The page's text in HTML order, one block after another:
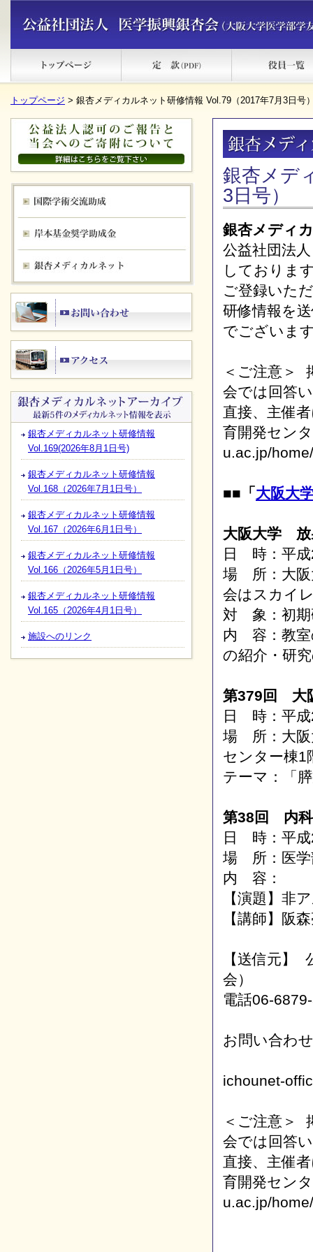
トップページ > 銀杏メディカルネット研修情報 Vol.79（2017年7月3日号
銀杏メディカルネット研修情報
Vol.169(2026年8月1日号)
銀杏メディカルネット研修情報
Vol.168（2026年7月1日号）
銀杏メディカルネット研修情報
Vol.167（2026年6月1日号）
銀杏メディカルネット研修情報
Vol.166（2026年5月1日号）
銀杏メディカルネット研修情報
Vol.165（2026年4月1日号）
施設へのリンク
銀杏メデ
3日号）
銀杏メディ
公益社団法
しておりま
ご登録いた
研修情報を
でございま
＜ご注意＞
会では回答
直接、主催
育開発セン
u.ac.jp/
■■「 大阪大
大阪大学 放
日 時：平成
場 所：大阪
会はスカイ
対 象：初期
内 容：教室
の紹介・研
第379回 大
日 時：平成
場 所：大阪
センター棟1
テーマ：「
第38回 内
日 時：平成
場 所：医学
内 容：
【演題】非
【講師】阪
【送信元】
会）
電話06-
お問い合わ
ichounet-
＜ご注意＞
会では回答
直接、主催
育開発セン
u.ac.jp/